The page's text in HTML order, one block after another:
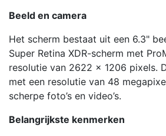
Beeld en camera
Het scherm bestaat uit een 6.3"
Super Retina XDR-scherm met
resolutie van 2622 x 1206 pixels.
met een resolutie van 48
scherpe foto’s en video’s.
Belangrijkste kenmerken